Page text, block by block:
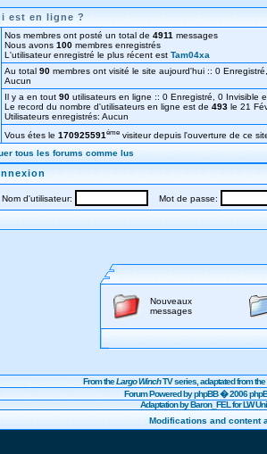
est en ligne ?
Nos membres ont posté un total de 4911 messages
Nous avons 100 membres enregistrés
L'utilisateur enregistré le plus récent est Tam04xa
Au total 90 membres ont visité le site aujourd'hui :: 0
Aucun
Il y a en tout 90 utilisateurs en ligne :: 0 Enregistré, 0
Le record du nombre d'utilisateurs en ligne est de 493 le 21
Utilisateurs enregistrés: Aucun
Vous étes le 170925591éme visiteur depuis l'ouverture de ce
tous les forums comme lus
Nom d'utilisateur: Mot de passe:
Nouveaux
messages
From theLargo WinchTV series, adaptated from
Forum Powered byphpBB� 2006
Adaptation by Baron_FEL for LW
Modifications and content